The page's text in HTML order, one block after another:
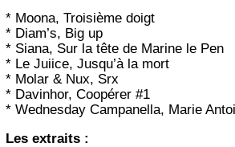
* Moona, Troisième doigt
* Diam’s, Big up
* Siana, Sur la tête de Marine le Pen
* Le Juiice, Jusqu’à la mort
* Molar & Nux, Srx
* Davinhor, Coopérer #1
* Wednesday Campanella, Marie
Les extraits :